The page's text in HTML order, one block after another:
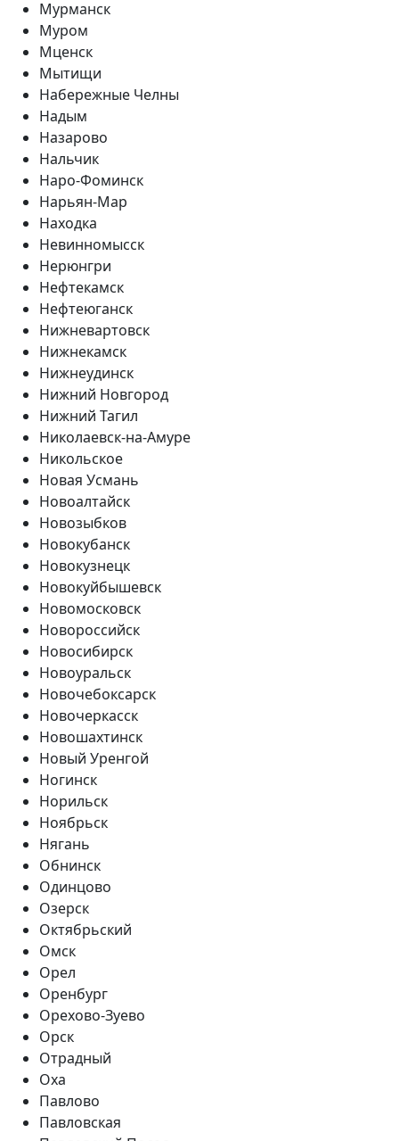
Мурманск
Муром
Мценск
Мытищи
Набережные Челны
Надым
Назарово
Нальчик
Наро-Фоминск
Нарьян-Мар
Находка
Невинномысск
Нерюнгри
Нефтекамск
Нефтеюганск
Нижневартовск
Нижнекамск
Нижнеудинск
Нижний Новгород
Нижний Тагил
Николаевск-на-Амуре
Никольское
Новая Усмань
Новоалтайск
Новозыбков
Новокубанск
Новокузнецк
Новокуйбышевск
Новомосковск
Новороссийск
Новосибирск
Новоуральск
Новочебоксарск
Новочеркасск
Новошахтинск
Новый Уренгой
Ногинск
Норильск
Ноябрьск
Нягань
Обнинск
Одинцово
Озерск
Октябрьский
Омск
Орел
Оренбург
Орехово-Зуево
Орск
Отрадный
Оха
Павлово
Павловская